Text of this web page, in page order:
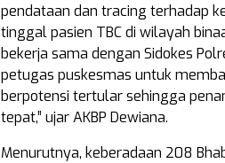
pendataan dan tracing terhadap
tinggal pasien TBC di wilayah
bekerja sama dengan Sidokes
petugas puskesmas untuk
berpotensi tertular sehingga
tepat,” ujar AKBP Dewiana.
Menurutnya, keberadaan 208